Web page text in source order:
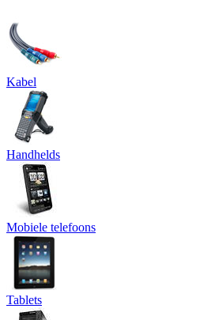
Kabel
Handhelds
Mobiele telefoons
Tablets